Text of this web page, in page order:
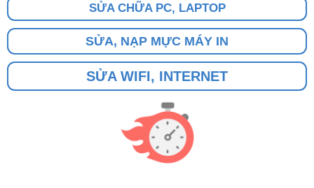
SỬA CHỮA PC, LAPTOP
SỬA, NẠP MỰC MÁY IN
SỬA WIFI, INTERNET